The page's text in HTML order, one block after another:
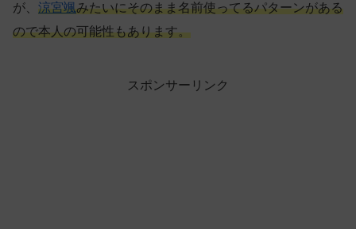
が、 涼宮颯みたいにそのまま名前使ってるパターンがある
ので本人の可能性もあります。
スポンサーリンク